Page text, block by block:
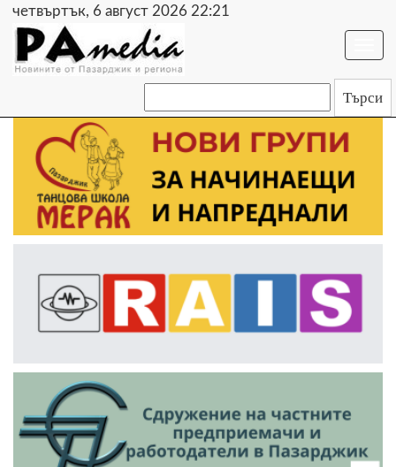
четвъртък, 6 август 2026 22:21